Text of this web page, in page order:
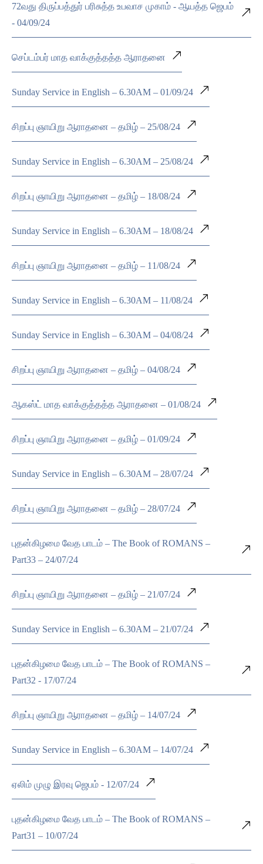
72வது திருப்பத்துர் பரிசுத்த உபவாச முகாம் - ஆயத்த ஜெபம்
- 04/09/24
செப்டம்பர் மாத வாக்குத்தத்த ஆராதனை
Sunday Service in English – 6.30AM – 01/09/24
சிறப்பு ஞாயிறு ஆராதனை – தமிழ் – 25/08/24
Sunday Service in English – 6.30AM – 25/08/24
சிறப்பு ஞாயிறு ஆராதனை – தமிழ் – 18/08/24
Sunday Service in English – 6.30AM – 18/08/24
சிறப்பு ஞாயிறு ஆராதனை – தமிழ் – 11/08/24
Sunday Service in English – 6.30AM – 11/08/24
Sunday Service in English – 6.30AM – 04/08/24
சிறப்பு ஞாயிறு ஆராதனை – தமிழ் – 04/08/24
ஆகஸ்ட் மாத வாக்குத்தத்த ஆராதனை – 01/08/24
சிறப்பு ஞாயிறு ஆராதனை – தமிழ் – 01/09/24
Sunday Service in English – 6.30AM – 28/07/24
சிறப்பு ஞாயிறு ஆராதனை – தமிழ் – 28/07/24
புதன்கிழமை வேத பாடம் – The Book of ROMANS –
Part33 – 24/07/24
சிறப்பு ஞாயிறு ஆராதனை – தமிழ் – 21/07/24
Sunday Service in English – 6.30AM – 21/07/24
புதன்கிழமை வேத பாடம் – The Book of ROMANS –
Part32 - 17/07/24
சிறப்பு ஞாயிறு ஆராதனை – தமிழ் – 14/07/24
Sunday Service in English – 6.30AM – 14/07/24
ஏலிம் முழு இரவு ஜெபம் - 12/07/24
புதன்கிழமை வேத பாடம் – The Book of ROMANS –
Part31 – 10/07/24